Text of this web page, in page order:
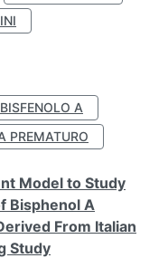
BISFENOLO A
PREMATURO
Model to Study
Bisphenol A
From Italian
Study